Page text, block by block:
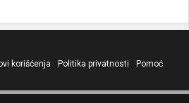
korišćenja Politika privatnosti
Pomoć